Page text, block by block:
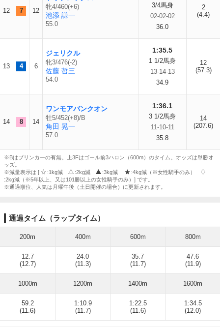
12 7 12
牝4/460(+6)
池添 謙一
55.0
3/4馬身
02-02-02
36.0
2
(4.4)
13 4 6
ジェリクル
牝3/476(-2)
佐藤 哲三
54.0
1:35.5
1 1/2馬身
13-14-13
34.9
12
(57.3)
14 8 14
ワンモアバンクオン
牡5/452(+8)/B
角田 晃一
57.0
1:36.1
3 1/2馬身
11-10-11
35.8
14
(207.6)
※Bはブリンカーの有無。上3Fはゴール前3ハロン（600m）のタイム。オッズは単勝オ
ッズ。
※減量表示は [
:1kg減 :2kg減 :3kg減
:4kg減（※女性騎手のみ）
:2kg減（※5年以上、又は101勝以上の女性騎手のみ）] です。
※通過順位、人気は月曜午後（土日開催の場合）に更新されます。
通過タイム（ラップタイム）
200m 400m 600m 800m
12.7
(12.7)
24.0
(11.3)
35.7
(11.7)
47.6
(11.9)
1000m 1200m 1400m 1600m
59.2
(11.6)
1:10.9
(11.7)
1:22.5
(11.6)
1:34.5
(12.0)